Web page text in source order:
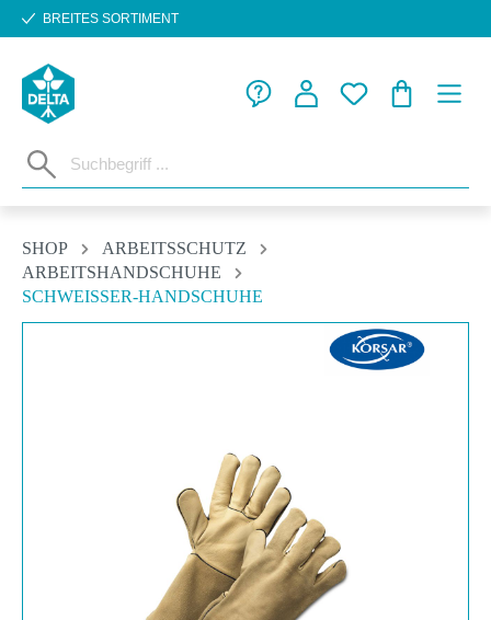
Zum Hauptinhalt springen
BREITES SORTIMENT
SHOP
ARBEITSSCHUTZ
ARBEITSHANDSCHUHE
SCHWEISSER-HANDSCHUHE